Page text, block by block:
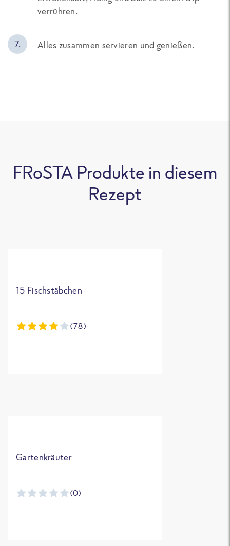
verrühren.
Alles zusammen servieren und genießen.
FRoSTA Produkte in diesem
Rezept
15 Fischstäbchen
(78)
Gartenkräuter
(0)